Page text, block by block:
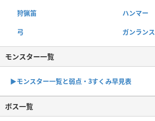
狩猟笛 ハンマー
弓 ガンランス
モンスター一覧
▶︎モンスター一覧と弱点・3すくみ早見表
ボス一覧